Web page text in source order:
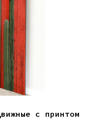
с принтом